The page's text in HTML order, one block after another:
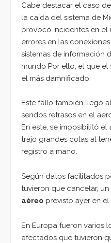
Cabe destacar el caso
la caída del sistema de
provocó incidentes en el
errores en las
sistemas de información
mundo Por ello, el que
el más damnificado.
Este fallo también llegó
sendos retrasos en el
En este, se imposibilitó el
trajo grandes colas al
registro a mano.
Según datos facilitados
tuvieron que cancelar, un
aéreo previsto ayer en el
En Europa fueron varios
afectados que tuvieron